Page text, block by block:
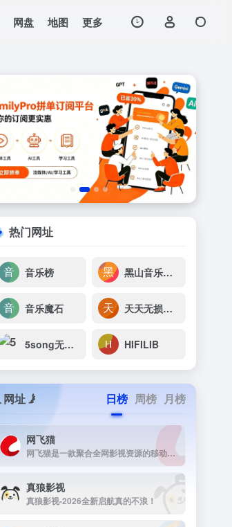
网盘 地图 更多
热门网址
音乐榜 黑山音乐免费无损音乐下载
音乐魔石 天天无损音乐
5song无损音乐网 HIFILIB
网址 日榜 周榜 月榜
网飞猫
网飞猫是一款聚合全网影视资源的移动端播放应用，主打免费、高画...
真狼影视
真狼影视-2026全新启航真的不浪！